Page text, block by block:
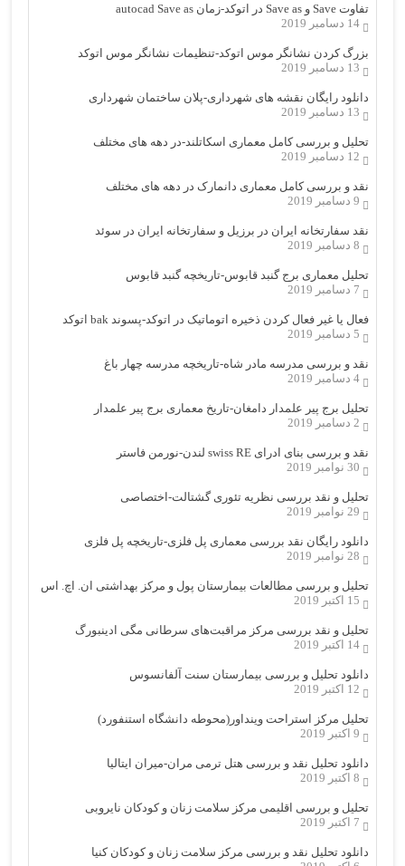
تفاوت Save و Save as در اتوکد-زمان autocad Save as
14 دسامبر 2019
بزرگ کردن نشانگر موس اتوکد-تنظیمات نشانگر موس اتوکد
13 دسامبر 2019
دانلود رایگان نقشه های شهرداری-پلان ساختمان شهرداری
13 دسامبر 2019
تحلیل و بررسی کامل معماری اسکاتلند-در دهه های مختلف
12 دسامبر 2019
نقد و بررسی کامل معماری دانمارک در دهه های مختلف
9 دسامبر 2019
نقد سفارتخانه ایران در برزیل و سفارتخانه ایران در سوئد
8 دسامبر 2019
تحلیل معماری برج گنبد قابوس-تاریخچه گنبد قابوس
7 دسامبر 2019
فعال یا غیر فعال کردن ذخیره اتوماتیک در اتوکد-پسوند bak اتوکد
5 دسامبر 2019
نقد و بررسی مدرسه مادر شاه-تاریخچه مدرسه چهار باغ
4 دسامبر 2019
تحلیل برج پیر علمدار دامغان-تاریخ معماری برج پیر علمدار
2 دسامبر 2019
نقد و بررسی بنای ادرای swiss RE لندن-نورمن فاستر
30 نوامبر 2019
تحلیل و نقد بررسی نظریه تئوری گشتالت-اختصاصی
29 نوامبر 2019
دانلود رایگان نقد بررسی معماری پل فلزی-تاریخچه پل فلزی
28 نوامبر 2019
تحلیل و بررسی مطالعات بیمارستان پول و مرکز بهداشتی ان. اچ. اس
15 اکتبر 2019
تحلیل و نقد بررسی مرکز مراقبت‌های سرطانی مگی ادینبورگ
14 اکتبر 2019
دانلود تحلیل و بررسی بیمارستان سنت آلفانسوس
12 اکتبر 2019
تحلیل مرکز استراحت وینداور(محوطه دانشگاه استنفورد)
9 اکتبر 2019
دانلود تحلیل نقد و بررسی هتل ترمی مران-میران ایتالیا
8 اکتبر 2019
تحلیل و بررسی اقلیمی مرکز سلامت زنان و کودکان نایروبی
7 اکتبر 2019
دانلود تحلیل نقد و بررسی مرکز سلامت زنان و کودکان کنیا